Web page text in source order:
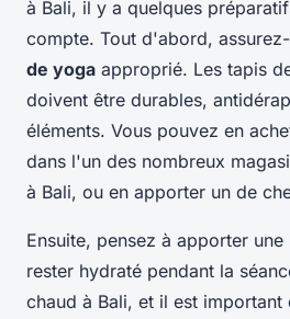
à Bali, il y a quelques
compte. Tout d'abord,
de yoga approprié. Les tapis
doivent être durables,
éléments. Vous pouvez en
dans l'un des nombreux
à Bali, ou en apporter un de
Ensuite, pensez à apporter une
rester hydraté pendant la
chaud à Bali, et il est important